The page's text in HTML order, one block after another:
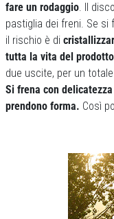
fare un rodaggio. Il
pastiglia dei freni. Se si
il rischio è di
tutta la vita del prodotto
due uscite, per un
Si frena con
prendono forma. Così
Previous